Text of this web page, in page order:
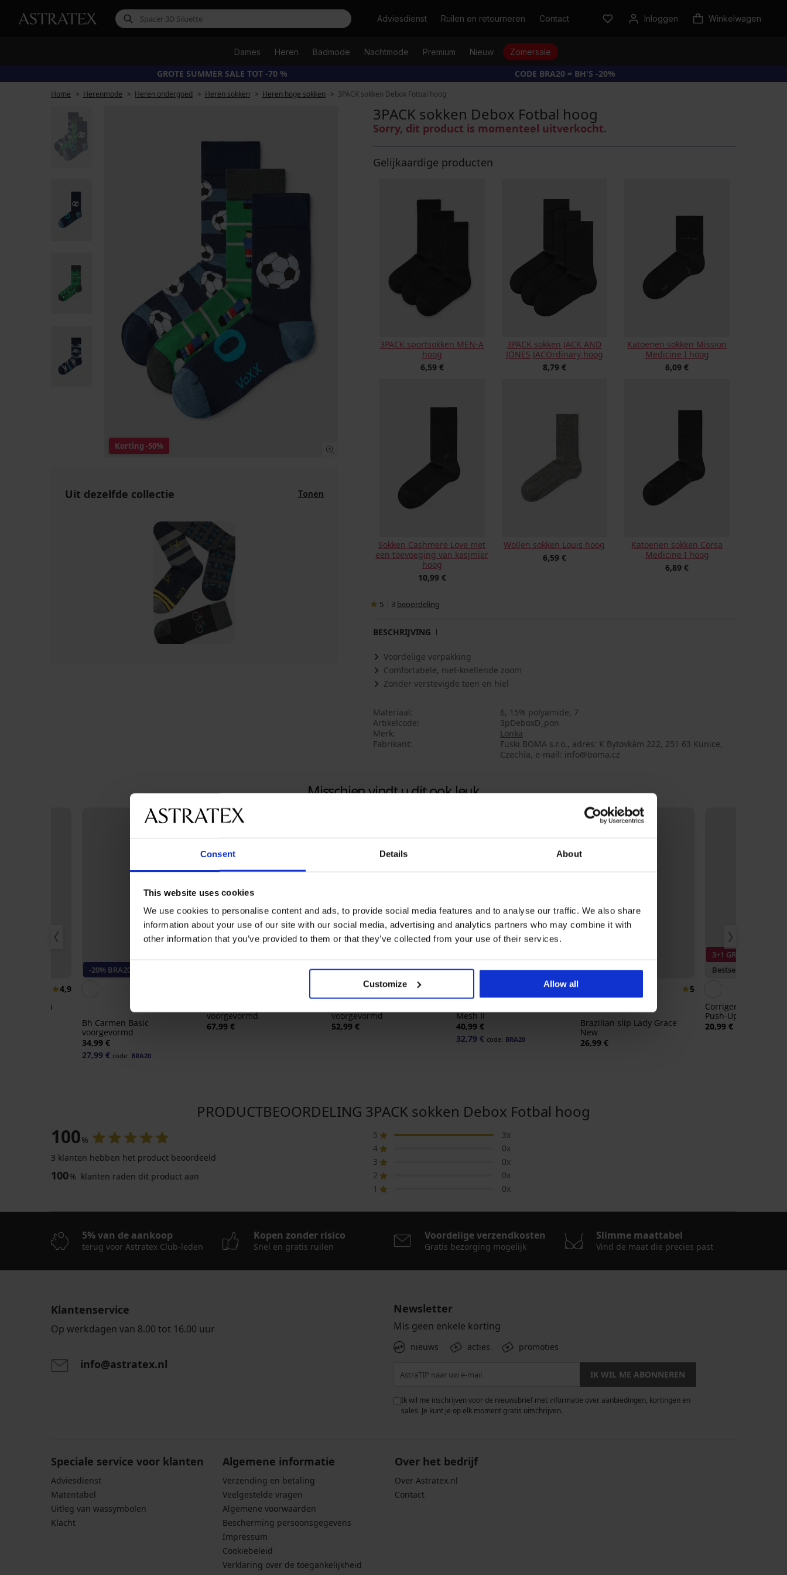
Consent Details About
This website uses cookies
We use cookies to personalise content and ads, to provide social media features and to analyse our traffic. We also share
information about your use of our site with our social media, advertising and analytics partners who may combine it with
other information that you’ve provided to them or that they’ve collected from your use of their services.
Customize Allow all
ZoekenAdviesdienst Ruilen en retourneren Contact Inloggen Winkelwagen
Dames Heren Badmode Nachtmode Premium Nieuw Zomersale
GROTE SUMMER SALE TOT -70 % CODE BRA20 = BH'S -20%
Home Herenmode Heren ondergoed Heren sokken Heren hoge sokken 3PACK sokken Debox Fotbal hoog
Korting -50%
Uit dezelfde collectie Tonen
3PACK sokken Debox Fotbal hoog
Sorry, dit product is momenteel uitverkocht.
Gelijkaardige producten
3PACK sportsokken MEN-A
hoog
6,59 €
3PACK sokken JACK AND
JONES JACOrdinary hoog
8,79 €
Katoenen sokken Mission
Medicine I hoog
6,09 €
Sokken Cashmere Love met
een toevoeging van kasjmier
hoog
10,99 €
Wollen sokken Louis hoog
6,59 €
Katoenen sokken Corsa
Medicine I hoog
6,89 €
5 3 beoordeling
BESCHRIJVING
Voordelige verpakking
Comfortabele, niet-knellende zoom
Zonder verstevigde teen en hiel
Materiaal
6, 15% polyamide, 7
Artikelcode
3pDeboxD_pon
Merk
Lonka
Fabrikant
Fuski BOMA s.r.o., adres: K Bytovkám 222, 251 63 Kunice,
Czechia, e-mail: info@boma.cz
Misschien vindt u dit ook leuk
4,9
T-Shirt Bra
-20% BRA20
Bh Carmen Basic
voorgevormd
34,99 €
27,99 € code: BRA20
voorgevormd
67,99 €
Bestseller
voorgevormd
52,99 €
-20% BRA20
4,9
Mesh II
40,99 €
32,79 € code: BRA20
Bestseller
5
Brazilian slip Lady Grace
New
26,99 €
3+1 GRATIS
Bestseller
Corrigerende slip
Push-Up met hoge
20,99 €
PRODUCTBEOORDELING 3PACK sokken Debox Fotbal hoog
100%
3 klanten hebben het product beoordeeld
100% klanten raden dit product aan
5
3x
4
0x
3
0x
2
0x
1
0x
5% van de aankoop
terug voor Astratex Club-leden
Kopen zonder risico
Snel en gratis ruilen
Voordelige verzendkosten
Gratis bezorging mogelijk
Slimme maattabel
Vind de maat die precies past
Klantenservice
Op werkdagen van 8.00 tot 16.00 uur
info@astratex.nl
Newsletter
Mis geen enkele korting
nieuws acties promoties
IK WIL ME ABONNEREN
Ik wil me inschrijven voor de nieuwsbrief met informatie over aanbiedingen, kortingen en
sales. Je kunt je op elk moment gratis uitschrijven.
Speciale service voor klanten
Adviesdienst
Matentabel
Uitleg van wassymbolen
Klacht
Algemene informatie
Verzending en betaling
Veelgestelde vragen
Algemene voorwaarden
Bescherming persoonsgegevens
Impressum
Cookiebeleid
Verklaring over de toegankelijkheid
Over het bedrijf
Over Astratex.nl
Contact